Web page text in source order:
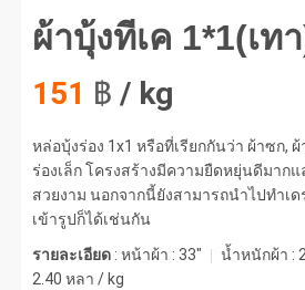
ผ้าบุ้งทีเค 1*1(เท
151 ฿ / kg
หล่อบุ้งร่อง 1x1 หรือที่เรียกกันว่า ผ้าซก,
ร่องเล็ก โครงสร้างมีความยืดหยุ่นดีมาก
สวยงาม นอกจากนี้ยังสามารถนำไปทำเด
เข้ารูปก็ได้เช่นกัน
รายละเอียด : หน้าผ้า : 33" น้ำหนักผ้า :
2.40 หลา / kg